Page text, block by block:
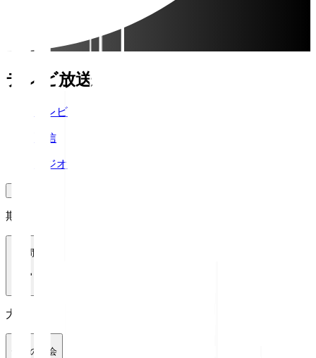
テレビ放送
テレビ
配信
ラジオ
期間
1週間
大会
全ての大会